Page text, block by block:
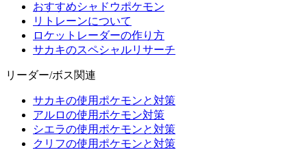
おすすめシャドウポケモン
リトレーンについて
ロケットレーダーの作り方
サカキのスペシャルリサーチ
リーダー/ボス関連
サカキの使用ポケモンと対策
アルロの使用ポケモン対策
シエラの使用ポケモンと対策
クリフの使用ポケモンと対策